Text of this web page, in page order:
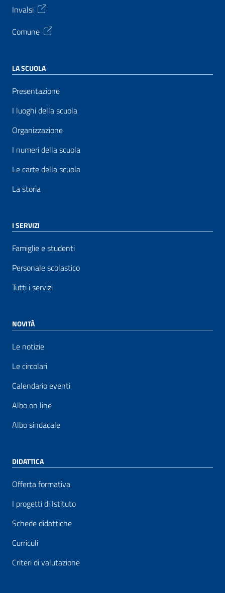
Invalsi
Comune
LA SCUOLA
Presentazione
I luoghi della scuola
Organizzazione
I numeri della scuola
Le carte della scuola
La storia
I SERVIZI
Famiglie e studenti
Personale scolastico
Tutti i servizi
NOVITÀ
Le notizie
Le circolari
Calendario eventi
Albo on line
Albo sindacale
DIDATTICA
Offerta formativa
I progetti di Istituto
Schede didattiche
Curriculi
Criteri di valutazione